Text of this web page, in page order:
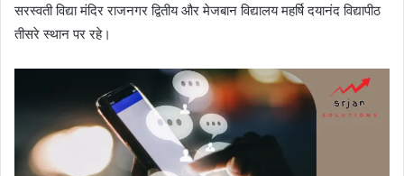
सरस्वती विद्या मंदिर राजनगर द्वितीय और मेजबान विद्यालय महर्षि दयानंद विद्यापीठ
तीसरे स्थान पर रहे।